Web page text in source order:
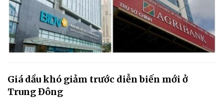
Giá dầu khó giảm trước diễn biến mới ở
Trung Đông